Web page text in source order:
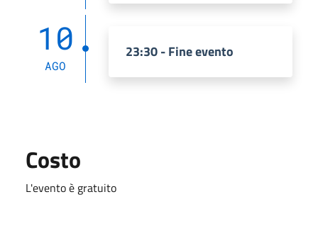
10
AGO
23:30 - Fine evento
Costo
L'evento è gratuito